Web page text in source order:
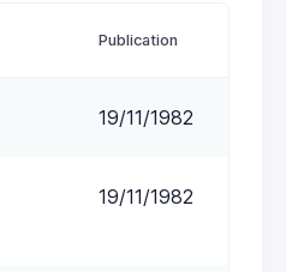
Publication
19/11/1982
19/11/1982